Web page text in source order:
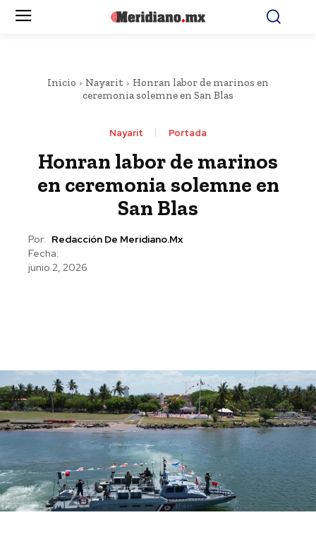
Inicio Nayarit
Honran labor de marinos en
ceremonia solemne en San Blas
Nayarit Portada
Honran labor de marinos
en ceremonia solemne en
San Blas
Por: Redacción De Meridiano.mx
Fecha:
junio 2, 2026